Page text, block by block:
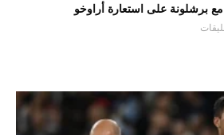
برشلونة على استعارة أراوخو